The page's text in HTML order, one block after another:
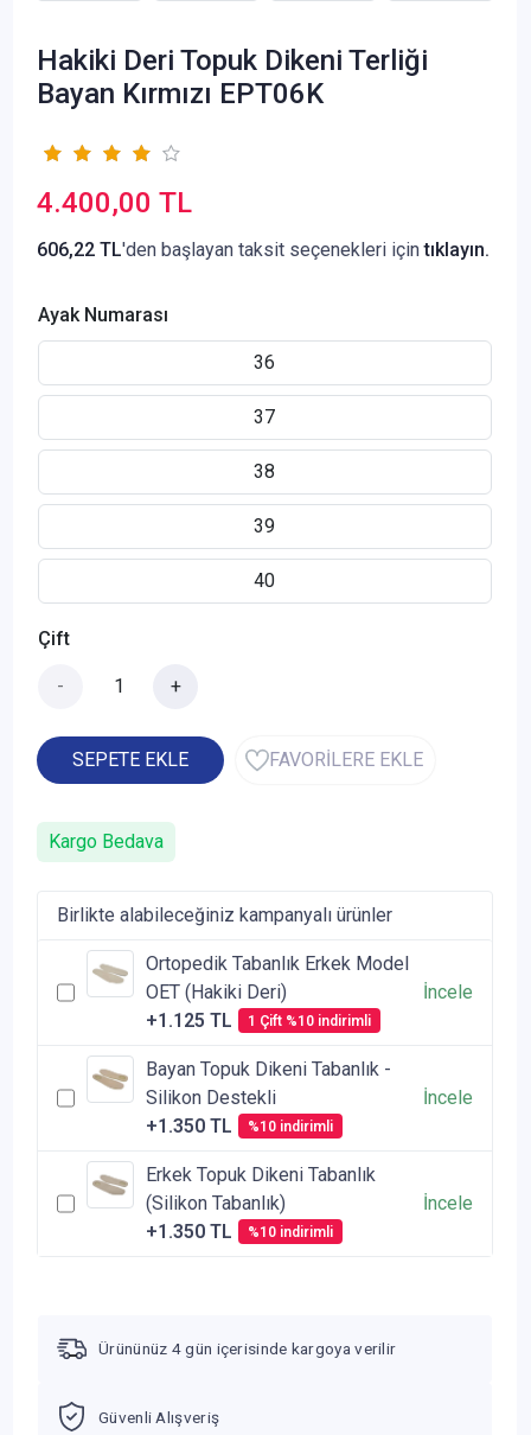
Hakiki Deri Topuk Dikeni Terliği
Bayan Kırmızı EPT06K
4.400,00 TL
606,22 TL'den başlayan taksit seçenekleri içintıklayın.
Ayak Numarası
36
37
38
39
40
Çift
- +
SEPETE EKLE FAVORİLERE EKLE
Kargo Bedava
Birlikte alabileceğiniz kampanyalı ürünler
Ortopedik Tabanlık Erkek Model
OET (Hakiki Deri)
+1.125 TL
1 Çift %10 indirimli
İncele
Bayan Topuk Dikeni Tabanlık -
Silikon Destekli
+1.350 TL
%10 indirimli
İncele
Erkek Topuk Dikeni Tabanlık
(Silikon Tabanlık)
+1.350 TL
%10 indirimli
İncele
Ürününüz 4 gün içerisinde kargoya verilir
Güvenli Alışveriş